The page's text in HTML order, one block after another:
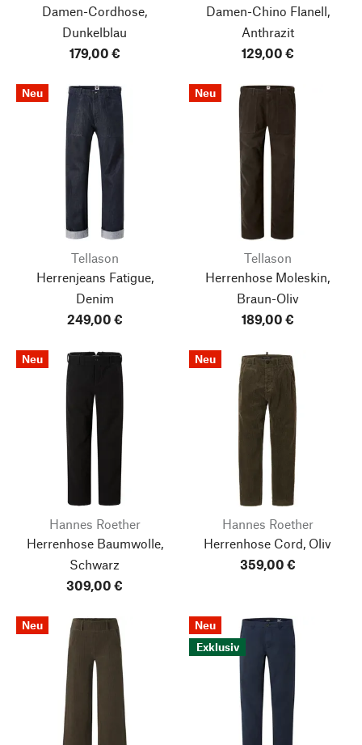
Damen-Cordhose,
Dunkelblau
179,00 €
Damen-Chino Flanell,
Anthrazit
129,00 €
Neu
Tellason
Herrenjeans Fatigue,
Denim
249,00 €
Neu
Tellason
Herrenhose Moleskin,
Braun-Oliv
189,00 €
Neu
Hannes Roether
Herrenhose Baumwolle,
Schwarz
309,00 €
Neu
Hannes Roether
Herrenhose Cord, Oliv
359,00 €
Neu
Neu
Exklusiv